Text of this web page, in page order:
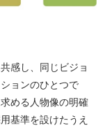
感し、同じビジョ
ョンのひとつで
める人物像の明確
基準を設けたうえ